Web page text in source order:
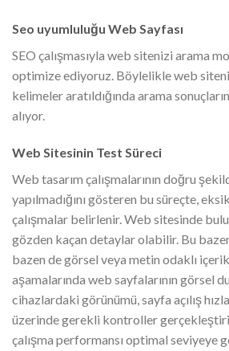
Seo uyumluluğu Web Sayfası
SEO çalışmasıyla web sitenizi arama
optimize ediyoruz. Böylelikle web
kelimeler aratıldığında arama
alıyor.
Web Sitesinin Test Süreci
Web tasarım çalışmalarının doğru
yapılmadığını gösteren bu süreçte,
çalışmalar belirlenir. Web sitesinde
gözden kaçan detaylar olabilir. Bu
bazen de görsel veya metin odaklı
aşamalarında web sayfalarının görsel
cihazlardaki görünümü, sayfa açılış
üzerinde gerekli kontroller
çalışma performansı optimal seviyeye